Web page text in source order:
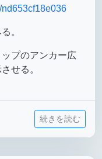
。
プのアンカー広
せる。
続きを読む